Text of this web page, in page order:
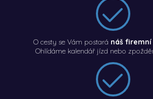
O cesty se Vám postará náš
Ohlídáme kalendář jízd nebo